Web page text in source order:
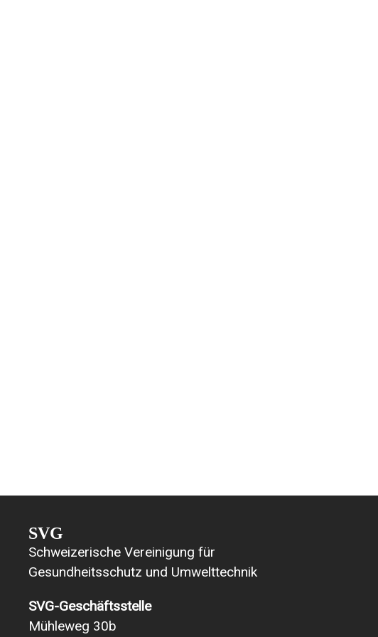
SVG
Schweizerische Vereinigung für
Gesundheitsschutz und Umwelttechnik
SVG-Geschäftsstelle
Mühleweg 30b